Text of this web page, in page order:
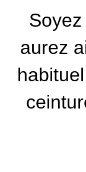
aurez